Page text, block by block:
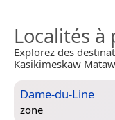
Localités à
Explorez des
Kasikimeskaw
Dame-du-Line
zone